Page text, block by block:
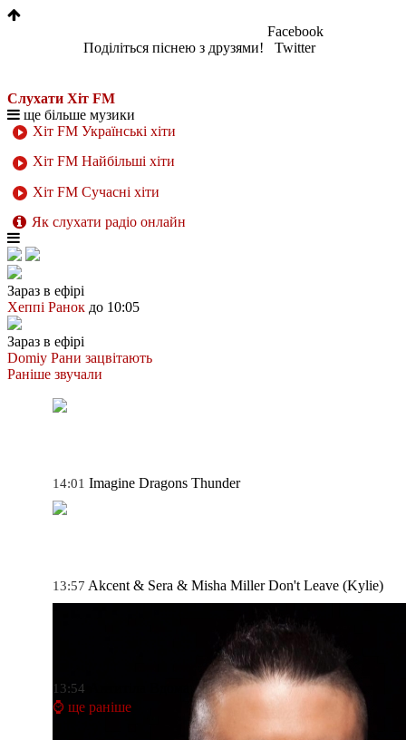
Поділіться піснею з друзями!
Facebook
Twitter
Слухати Хіт FM
ще більше музики
Хіт FM Українські хіти
Хіт FM Найбільші хіти
Хіт FM Сучасні хіти
Як слухати радіо онлайн
Зараз в ефірі
Хеппі Ранок до 10:05
Зараз в ефірі
Domiy Рани зацвітають
Раніше звучали
14:01 Imagine Dragons Thunder
13:57 Akcent & Sera & Misha Miller Don't Leave (Kylie)
13:54
⌚ ще раніше